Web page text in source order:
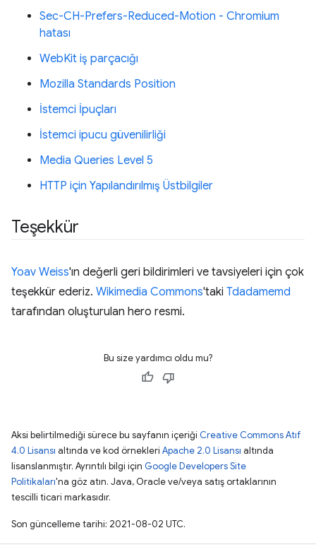
Sec-CH-Prefers-Reduced-Motion - Chromium
hatası
WebKit iş parçacığı
Mozilla Standards Position
İstemci İpuçları
İstemci ipucu güvenilirliği
Media Queries Level 5
HTTP için Yapılandırılmış Üstbilgiler
Teşekkür
Yoav Weiss'ın değerli geri bildirimleri ve tavsiyeleri için çok
teşekkür ederiz. Wikimedia Commons'taki Tdadamemd
tarafından oluşturulan hero resmi.
Bu size yardımcı oldu mu?
Aksi belirtilmediği sürece bu sayfanın içeriği Creative Commons Atıf
4.0 Lisansı altında ve kod örnekleri Apache 2.0 Lisansı altında
lisanslanmıştır. Ayrıntılı bilgi için Google Developers Site
Politikaları'na göz atın. Java, Oracle ve/veya satış ortaklarının
tescilli ticari markasıdır.
Son güncelleme tarihi: 2021-08-02 UTC.